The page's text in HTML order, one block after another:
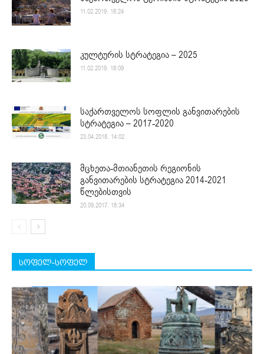
11.02.2019. 18:24
კულტურის სტრატეგია – 2025
11.02.2019. 18:09
საქართველოს სოფლის განვითარების
სტრატეგია – 2017-2020
23.04.2018. 14:02
მცხეთა-მთიანეთის რეგიონის
განვითარების სტრატეგია 2014-2021
წლებისთვის
20.09.2017. 18:34
სოფელ-სოფელ